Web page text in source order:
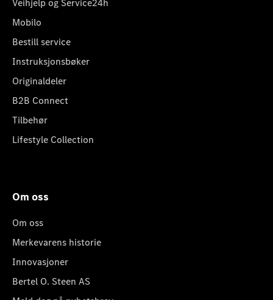
Veihjelp og Service24h
Mobilo
Bestill service
Instruksjonsbøker
Originaldeler
B2B Connect
Tilbehør
Lifestyle Collection
Om oss
Om oss
Merkevarens historie
Innovasjoner
Bertel O. Steen AS